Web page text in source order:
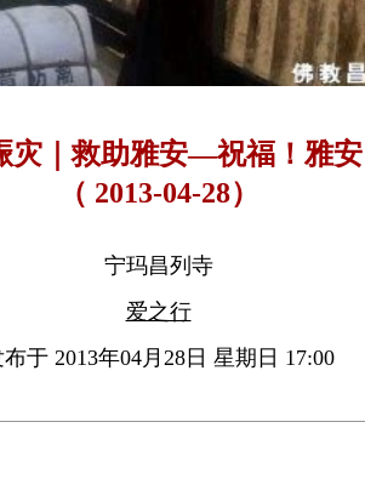
灾｜救助雅安—祝福！雅
（ 2013-04-28）
宁玛昌列寺
爱之行
于 2013年04月28日 星期日 17:00